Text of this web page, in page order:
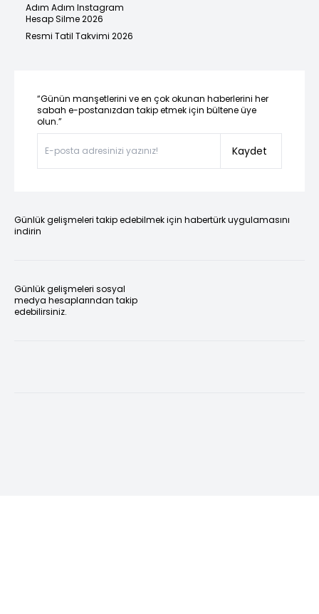
Adım Adım Instagram
Hesap Silme 2026
Resmi Tatil Takvimi 2026
“Günün manşetlerini ve en çok okunan haberlerini her
sabah e-postanızdan takip etmek için bültene üye
olun.”
Kaydet
Günlük gelişmeleri takip edebilmek için habertürk uygulamasını
indirin
Günlük gelişmeleri sosyal
medya hesaplarından takip
edebilirsiniz.